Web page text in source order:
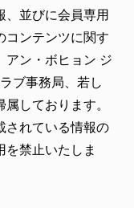
、並びに会員専用
コンテンツに関す
アン・ボヒョン ジ
ブ事務局、若し
しております。
されている情報の
を禁止いたしま